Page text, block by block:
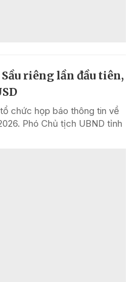
riêng lần đầu tiên,
chức họp báo thông tin về
Phó Chủ tịch UBND tỉnh